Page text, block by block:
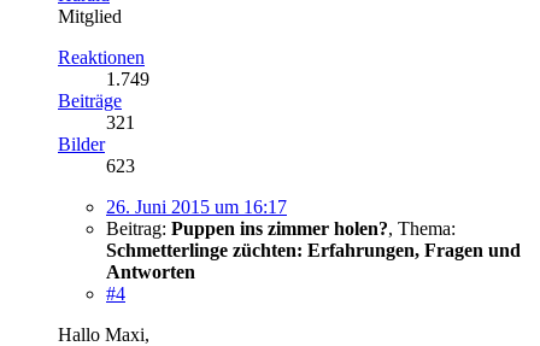
Mitglied
Reaktionen
1.749
Beiträge
321
Bilder
623
26. Juni 2015 um 16:17
Beitrag: Puppen ins zimmer holen?, Thema:
Schmetterlinge züchten: Erfahrungen, Fragen und
Antworten
#4
Hallo Maxi,